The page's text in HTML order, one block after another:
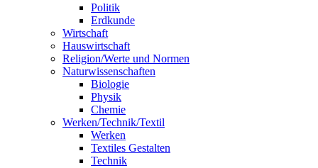
Politik
Erdkunde
Wirtschaft
Hauswirtschaft
Religion/Werte und Normen
Naturwissenschaften
Biologie
Physik
Chemie
Werken/Technik/Textil
Werken
Textiles Gestalten
Technik